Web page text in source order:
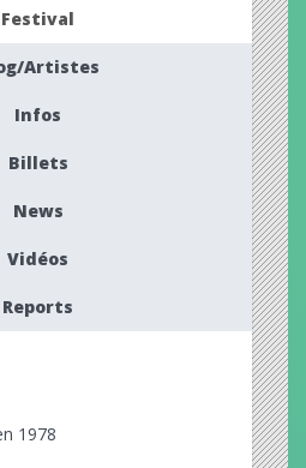
Festival
Artistes
Infos
Billets
News
Vidéos
Reports
1978